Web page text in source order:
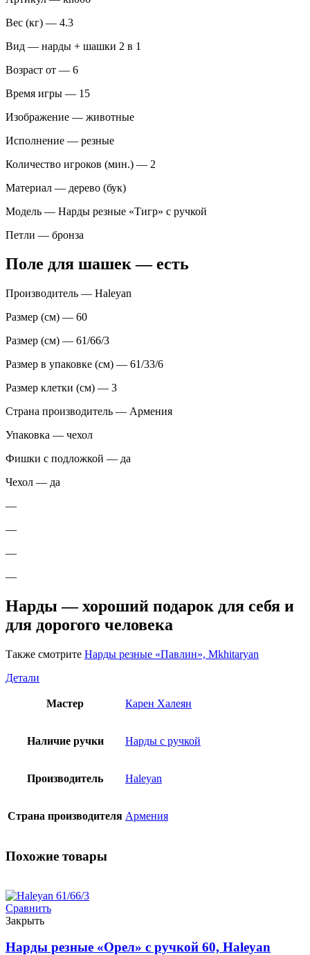
Вес (кг) — 4.3
Вид — нарды + шашки 2 в 1
Возраст от — 6
Время игры — 15
Изображение — животные
Исполнение — резные
Количество игроков (мин.) — 2
Материал — дерево (бук)
Модель — Нарды резные «Тигр» с ручкой
Петли — бронза
Поле для шашек — есть
Производитель — Haleyan
Размер (см) — 60
Размер (см) — 61/66/3
Размер в упаковке (см) — 61/33/6
Размер клетки (см) — 3
Страна производитель — Армения
Упаковка — чехол
Фишки с подложкой — да
Чехол — да
—
—
—
—
Нарды — хороший подарок для себя и
для дорогого человека
Также смотрите Нарды резные «Павлин», Mkhitaryan
Детали
Мастер Карен Халеян
Наличие ручки Нарды с ручкой
Производитель Haleyan
Страна производителя Армения
Похожие товары
Сравнить
Закрыть
Нарды резные «Орел» с ручкой 60, Haleyan